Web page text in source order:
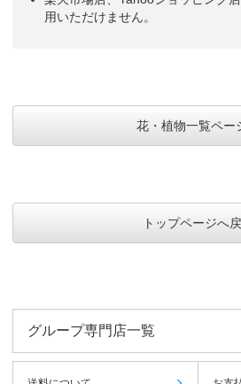
用いただけません。
花・植物一覧ペー
トップページへ
グループ専門店一覧